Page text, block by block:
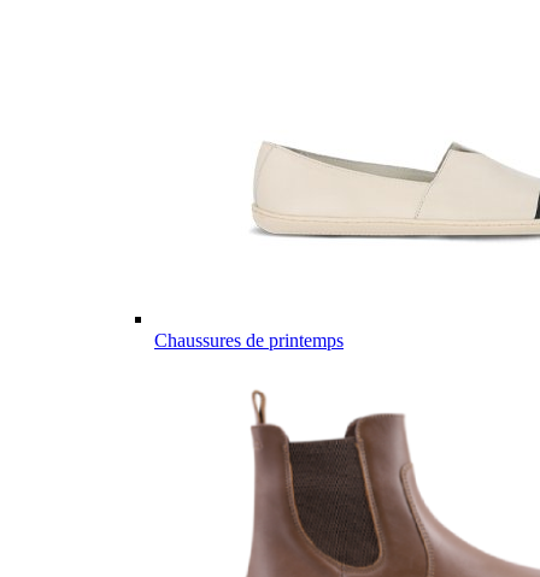
Chaussures de printemps